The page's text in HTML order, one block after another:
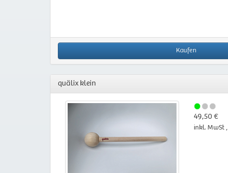
Kaufen
quälix klein
49,50 €
inkl. MwSt ,